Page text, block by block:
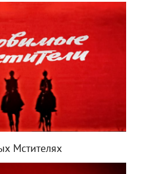
Мстителях